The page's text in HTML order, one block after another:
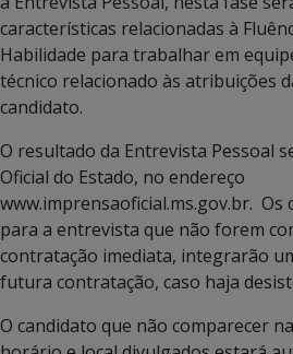
características relacionadas à
Habilidade para trabalhar em
técnico relacionado às atribuições
candidato.
O resultado da Entrevista Pessoal
Oficial do Estado, no endereço
www.imprensaoficial.ms.gov.br. Os
para a entrevista que não forem
contratação imediata, integrarão
futura contratação, caso haja
O candidato que não comparecer